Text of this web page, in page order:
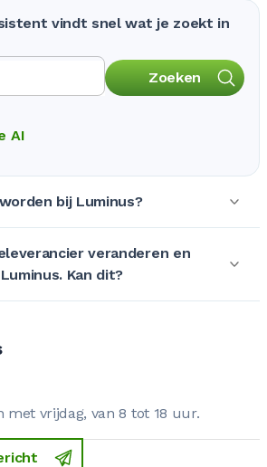
vindt snel wat je zoekt in
Zoeken
AI
bij Luminus?
veranderen en
Kan dit?
met vrijdag, van 8 tot 18 uur.